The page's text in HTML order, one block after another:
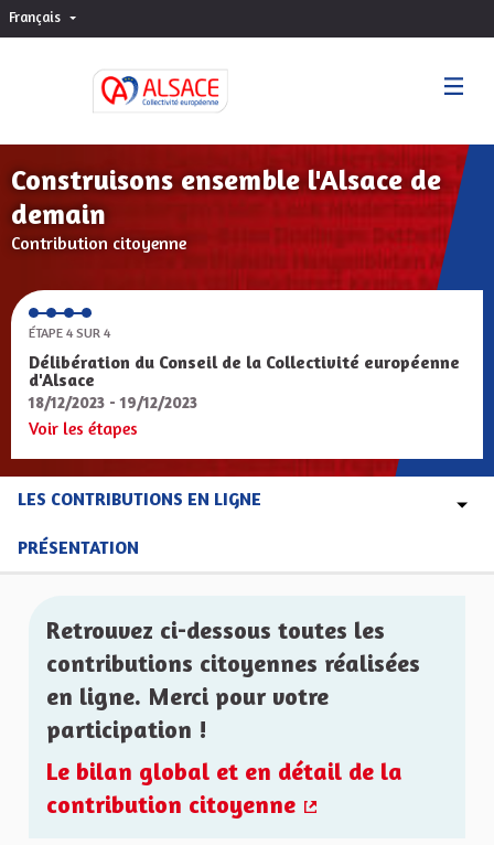
Français Choisir la langue
Construisons ensemble l'Alsace de
demain
Contribution citoyenne
ÉTAPE 4 SUR 4
Délibération du Conseil de la Collectivité européenne
d'Alsace
18/12/2023 - 19/12/2023
Voir les étapes
LES CONTRIBUTIONS EN LIGNE
PRÉSENTATION
Retrouvez ci-dessous toutes les
contributions citoyennes réalisées
en ligne. Merci pour votre
participation !
Le bilan global et en détail de la
contribution citoyenne